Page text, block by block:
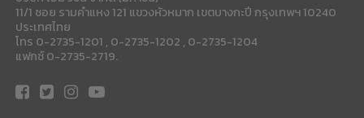
11/1 ซอย รามคำแหง 121 แขวงหัวหมาก เขตบางกะปี กรุงเทพฯ 10240
ประเทศไทย
โทร 0-2735-1201 , 0-2735-1202 , 0-2735-1204
แฟกซ์ 0-2735-2719.